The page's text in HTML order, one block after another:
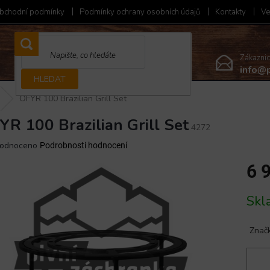
podmínky Podmínky ochrany osobních údajů Kontakty
HLEDAT
OFYR 100 Brazilian Grill Set
100 Brazilian Grill Set 4272
Podrobnosti hodnocení
6
cena: